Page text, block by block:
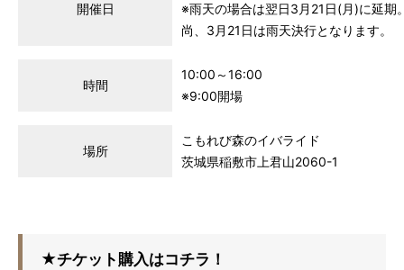
開催日
※雨天の場合は翌日3月21日(月)に延期
尚、3月21日は雨天決行となります。
時間
10:00～16:00
※9:00開場
場所
こもれび森のイバライド
茨城県稲敷市上君山2060-1
★チケット購入はコチラ！